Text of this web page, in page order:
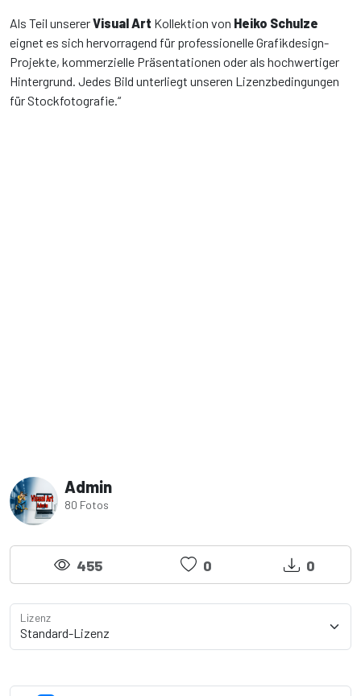
Als Teil unsererVisual Art Kollektion von Heiko Schulze
eignet es sich hervorragend für professionelle Grafikdesign-
Projekte, kommerzielle Präsentationen oder als hochwertiger
Hintergrund. Jedes Bild unterliegt unseren Lizenzbedingungen
für Stockfotografie.“
Admin
80 Fotos
455 0 0
Lizenz